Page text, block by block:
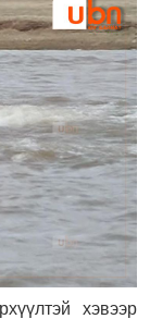
хэвээр